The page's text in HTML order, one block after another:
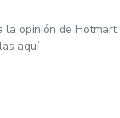
la opinión de Hotmart.
aquí